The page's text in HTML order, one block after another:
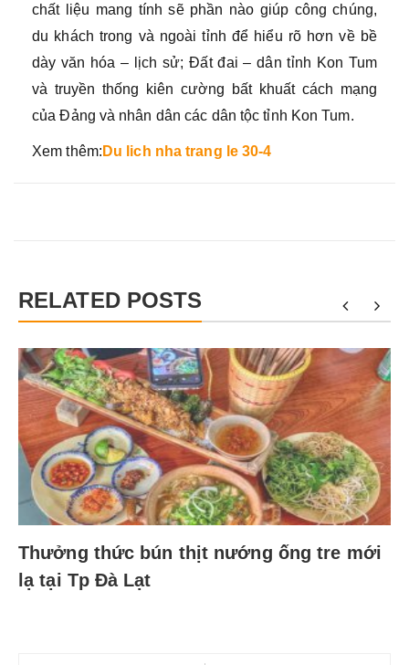
chất liệu mang tính sẽ phần nào giúp công chúng,
du khách trong và ngoài tỉnh để hiểu rõ hơn về bề
dày văn hóa – lịch sử; Đất đai – dân tỉnh Kon Tum
và truyền thống kiên cường bất khuất cách mạng
của Đảng và nhân dân các dân tộc tỉnh Kon Tum.
Xem thêm: Du lich nha trang le 30-4
RELATED POSTS
Thưởng thức bún thịt nướng ống tre mới
lạ tại Tp Đà Lạt